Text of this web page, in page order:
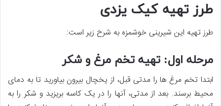
طرز تهیه کیک یزدی
طرز تهیه این شیرینی خوش­مزه به شرح زیر است:
مرحله اول: تهیه تخم مرغ و شکر
ابتدا تخم مرغ­ ها را مدتی قبل، از یخچال بیرون بیاورید تا به دمای
محیط برسند. بعد از مدتی، آن­ها را در یک کاسه بریزید و شکر را به